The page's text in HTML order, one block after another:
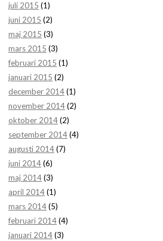
juli 2015 (1)
juni 2015 (2)
maj 2015 (3)
mars 2015 (3)
februari 2015 (1)
januari 2015 (2)
december 2014(1)
november 2014(2)
oktober 2014(2)
september 2014(4)
augusti 2014(7)
juni 2014(6)
maj 2014(3)
april 2014(1)
mars 2014(5)
februari 2014(4)
januari 2014(3)